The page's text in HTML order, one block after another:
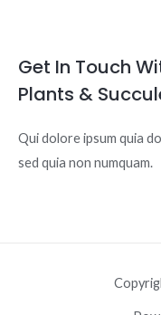
Get In Touch
Plants &
Qui dolore ipsum quia
sed quia non numquam.